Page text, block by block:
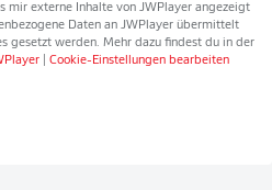
mir externe Inhalte von JWPlayer angezeigt
Daten an JWPlayerübermittelt
gesetzt werden. Mehr dazu findest du in der
Cookie-Einstellungen bearbeiten